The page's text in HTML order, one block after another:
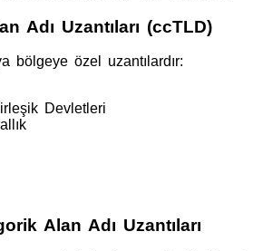
Adı Uzantıları (ccTLD)
bölgeye özel uzantılardır:
Devletleri
Alan Adı Uzantıları